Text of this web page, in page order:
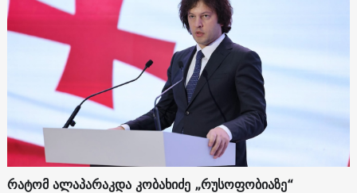
რატომ ალაპარაკდა კობახიძე „რუსოფობიაზე“